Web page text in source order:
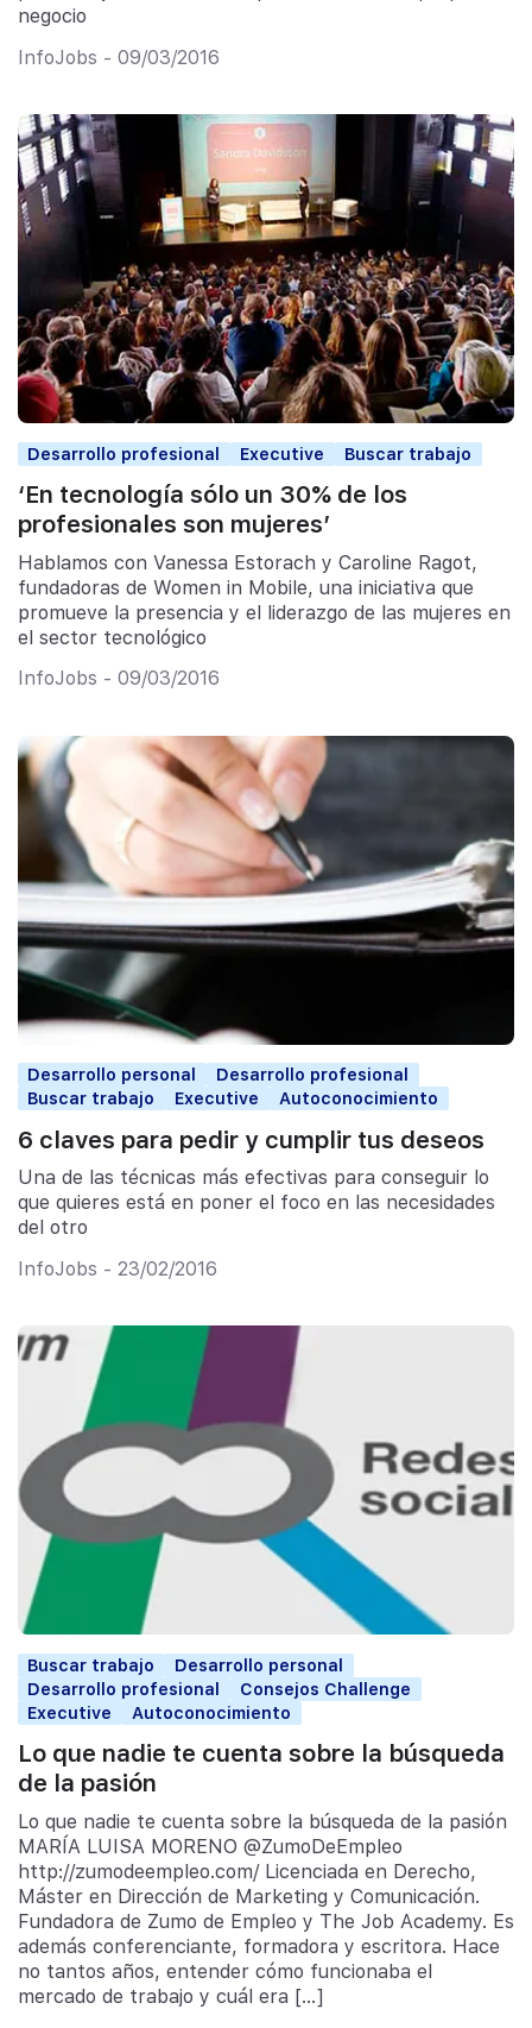
negocio
InfoJobs - 09/03/2016
Desarrollo profesional Executive Buscar trabajo
‘En tecnología sólo un 30% de los
profesionales son mujeres’
Hablamos con Vanessa Estorach y Caroline Ragot,
fundadoras de Women in Mobile, una iniciativa que
promueve la presencia y el liderazgo de las mujeres en
el sector tecnológico
InfoJobs - 09/03/2016
Desarrollo personal
Desarrollo profesional
Buscar trabajo
Executive Autoconocimiento
6 claves para pedir y cumplir tus deseos
Una de las técnicas más efectivas para conseguir lo
que quieres está en poner el foco en las necesidades
del otro
InfoJobs - 23/02/2016
Buscar trabajo
Desarrollo personal
Desarrollo profesional
Consejos Challenge
Executive
Autoconocimiento
Lo que nadie te cuenta sobre la búsqueda
de la pasión
Lo que nadie te cuenta sobre la búsqueda de la pasión
MARÍA LUISA MORENO @ZumoDeEmpleo
http://zumodeempleo.com/ Licenciada en Derecho,
Máster en Dirección de Marketing y Comunicación.
Fundadora de Zumo de Empleo y The Job Academy. Es
además conferenciante, formadora y escritora. Hace
no tantos años, entender cómo funcionaba el
mercado de trabajo y cuál era […]